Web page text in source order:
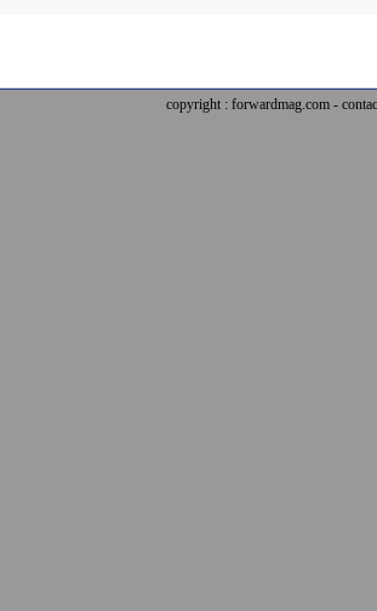
copyright : forwardmag.com -